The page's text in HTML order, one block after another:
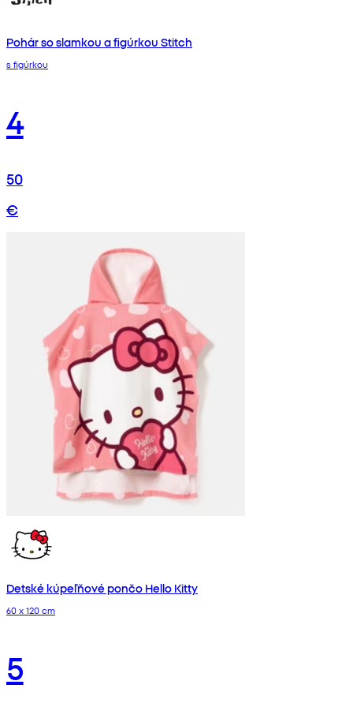
Pohár so slamkou a figúrkou Stitch
s figúrkou
4
50
€
Detské kúpeľňové pončo Hello Kitty
60 x 120 cm
5